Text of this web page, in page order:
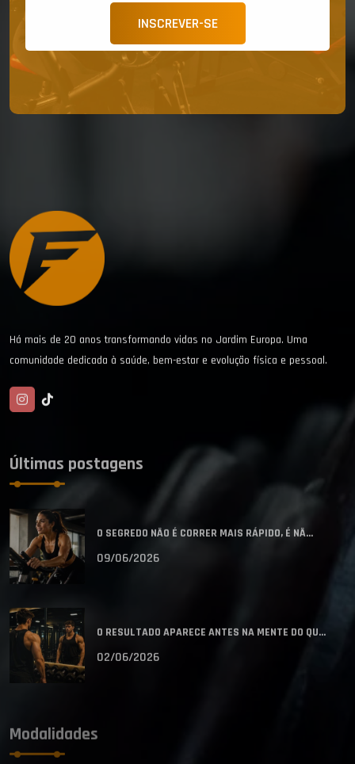
INSCREVER-SE
Há mais de 20 anos transformando vidas no Jardim Europa. Uma
comunidade dedicada à saúde, bem-estar e evolução física e pessoal.
Últimas postagens
O SEGREDO NÃO É CORRER MAIS RÁPIDO, É NÃ...
09/06/2026
O RESULTADO APARECE ANTES NA MENTE DO QU...
02/06/2026
Modalidades